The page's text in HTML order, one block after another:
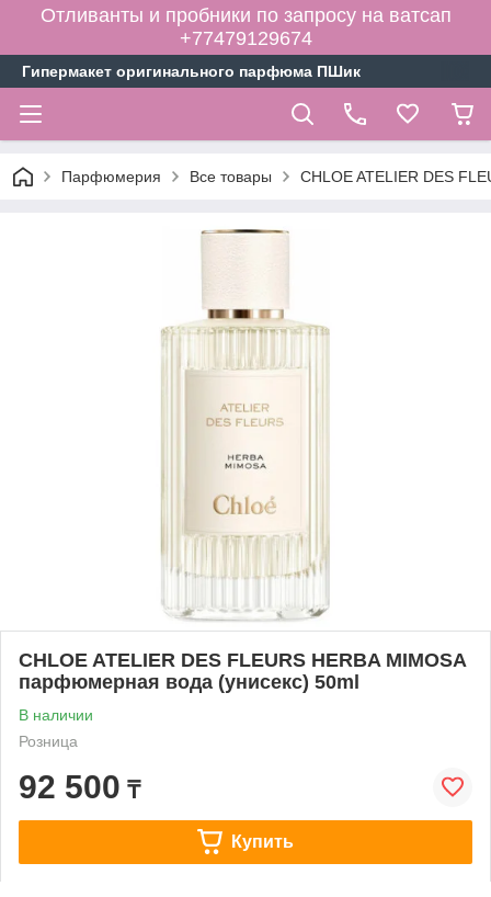
Отливанты и пробники по запросу на ватсап
+77479129674
Гипермакет оригинального парфюма ПШик
Парфюмерия Все товары CHLOE ATELIER DES
CHLOE ATELIER DES FLEURS HERBA MIMOSA
парфюмерная вода (унисекс) 50ml
В наличии
Розница
92 500 ₸
Купить